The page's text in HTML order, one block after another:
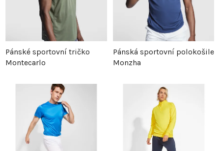
Pánské sportovní tričko
Montecarlo
Pánská sportovní polokošile
Monzha